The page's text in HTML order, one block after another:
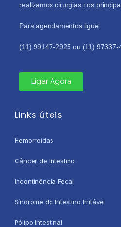
realizamos cirurgias nos
Para agendamentos ligue:
(11) 99147-2925 ou (11) 97337-
Ligar Agora
Links úteis
Hemorroidas
Câncer de Intestino
Incontinência Fecal
Síndrome do Intestino Irritável
Pólipo Intestinal